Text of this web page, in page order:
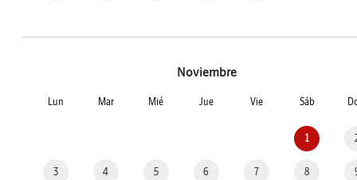
Noviembre
Lun Mar Mié Jue Vie Sáb
1
3 4 5 6 7 8